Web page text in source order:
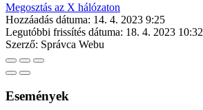
Megosztás az X hálózaton
Hozzáadás dátuma: 14. 4. 2023 9:25
Legutóbbi frissítés dátuma: 18. 4. 2023 10:32
Szerző: Správca Webu
Események